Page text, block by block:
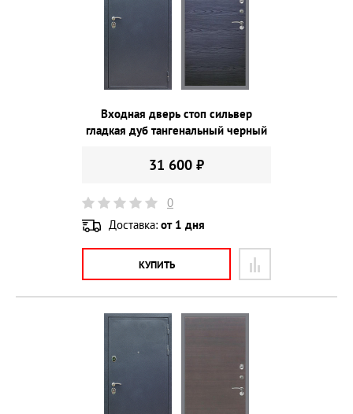
Входная дверь стоп сильвер
гладкая дуб тангенальный черный
31 600 ₽
0
Доставка: от 1 дня
КУПИТЬ